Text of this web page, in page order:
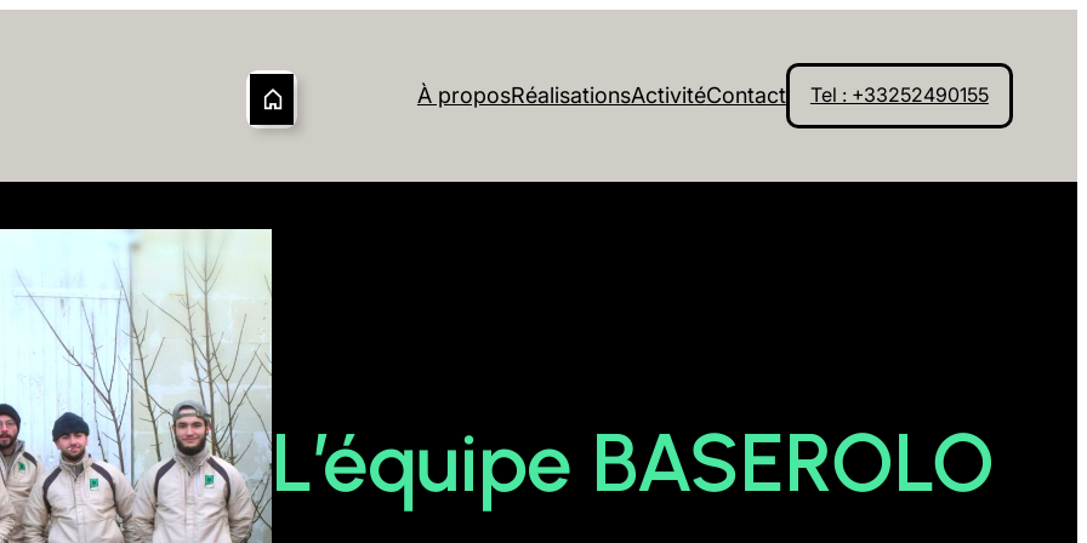
À proposRéalisationsActivitéContact Tel : +33252490155
L’équipe BASEROLO